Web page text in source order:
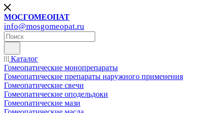
МОСГОМЕОПАТ
info@mosgomeopat.ru
Каталог
Гомеопатические монопрепараты
Гомеопатические препараты наружного применения
Гомеопатические свечи
Гомеопатические оподельдоки
Гомеопатические мази